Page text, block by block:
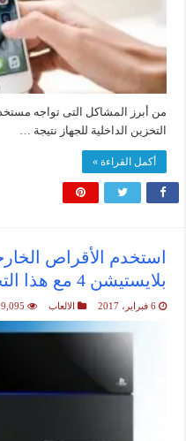
من أبرز المشاكل التى تواجه
التخزين الداخلية للجهاز نتيجة …
أكمل القراءة »
استخدم الأقراص
بلايستيشن 4 مع هذا التحديث الجديد
6 فبراير، 2017 الالعاب